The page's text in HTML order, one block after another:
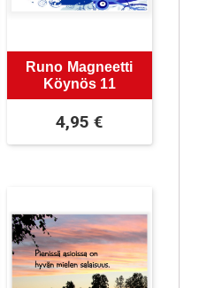
Runo Magneetti
Köynös 11
4,95€